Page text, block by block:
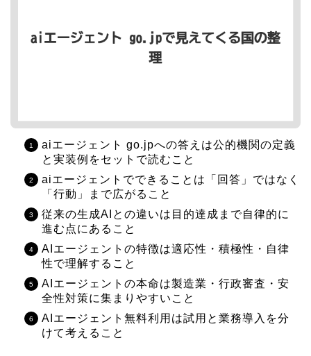
aiエージェント go.jpへの答えは公的機関の定義
と実装例をセットで読むこと
aiエージェントでできることは「回答」ではなく
「行動」まで広がること
従来の生成AIとの違いは目的達成まで自律的に
進む点にあること
AIエージェントの特徴は適応性・積極性・自律
性で理解すること
AIエージェントの本命は製造業・行政審査・安
全性対策に集まりやすいこと
AIエージェント無料利用は試用と業務導入を分
けて考えること